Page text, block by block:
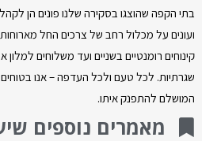
בתי הקפה שהוצגו בסקירה שלנו פונים הן לקהל
ועונים על מכלול רחב של צרכים החל
קינוחים רומנטיים בשניים ועד משלוחים
שגרתיות. לכל טעם ולכל העדפה – אנו
המושלם להתפנק איתו.
מאמרים נוספים